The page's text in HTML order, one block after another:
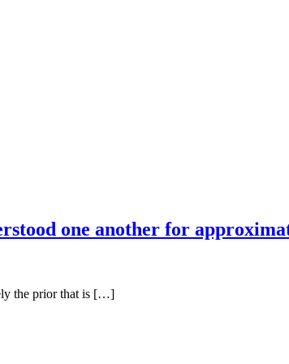
one another for
the prior that is […]